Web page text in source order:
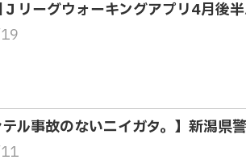
リーグウォーキングアプリ4月後
テル事故のないニイガタ。】新潟